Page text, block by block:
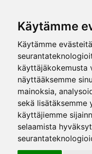
Käytämme
Käytämme
käyttäjäkokemusta
näyttääksemme
mainoksia,
sekä lisätäksemme
käyttäjiemme
selaamista